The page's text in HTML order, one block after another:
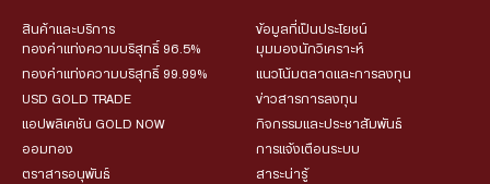
สินค้าและบริการ
ทองคำแท่งความบริสุทธิ์ 96.5%
ทองคำแท่งความบริสุทธิ์ 99.99%
USD GOLD TRADE
แอปพลิเคชัน GOLD NOW
ออมทอง
ตราสารอนุพันธ์
ข้อมูลที่เป็นประโยชน์
มุมมองนักวิเคราะห์
แนวโน้มตลาดและการลงทุน
ข่าวสารการลงทุน
กิจกรรมและประชาสัมพันธ์
การแจ้งเตือนระบบ
สาระน่ารู้